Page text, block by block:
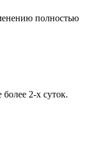
полностью
2-х суток.